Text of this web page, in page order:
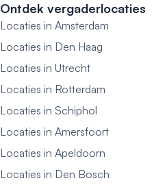
Ontdek vergaderlocaties
Locaties in Amsterdam
Locaties in Den Haag
Locaties in Utrecht
Locaties in Rotterdam
Locaties in Schiphol
Locaties in Amersfoort
Locaties in Apeldoorn
Locaties in Den Bosch